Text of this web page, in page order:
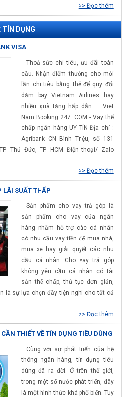
>> Đọc thêm
TÍN DỤNG
VISA
Thoả sức chi tiêu, ưu đãi toàn
cầu. Nhận điểm thưởng cho mỗi
lần chi tiêu bằng thẻ để quy đổi
dặm bay Vietnam Airlines hay
nhiều quà tặng hấp dẫn. Viet
Nam Booking 247. COM - Vay thế
chấp ngân hàng UY TÍN Địa chỉ :
Agribank CN Bình Triệu, số 131
Thủ Đức, TP. HCM Điện thoại/ Zalo
>> Đọc thêm
LÃI SUẤT THẤP
Sản phẩm cho vay trả góp là
sản phẩm cho vay của ngân
hàng nhằm hỗ trợ các cá nhân
có nhu cầu vay tiền để mua nhà,
mua xe hay giải quyết các nhu
cầu cá nhân. Cho vay trả góp
không yêu cầu cá nhân có tài
sản thế chấp, thủ tục đơn giản,
là sự lựa chọn đầy tiện nghi cho tất cả
>> Đọc thêm
THIẾT VỀ TÍN DỤNG TIÊU DÙNG
Cùng với sự phát triển của hệ
thông ngân hàng, tín dụng tiêu
dùng đã ra đời. Ở trên thế giới,
trong một số nước phát triển, đây
là một hình thức khá phổ biến. Tuy